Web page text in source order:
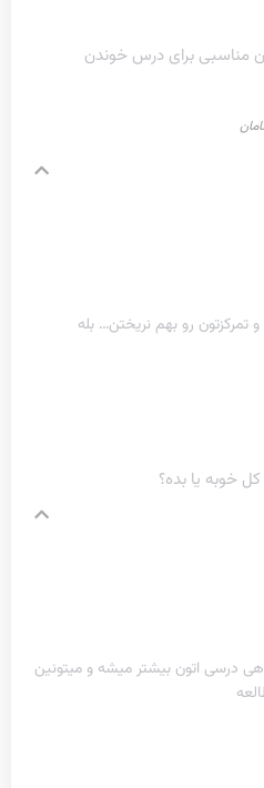
مناسبی برای درس خوندن
رو بهم نریختن… بله
خوبه یا بده؟
درسی اتون بیشتر میشه و میتونین